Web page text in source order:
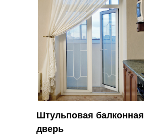
Штульповая балконная
дверь